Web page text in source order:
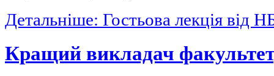
Детальніше: Гостьова лекція від
Кращий викладач